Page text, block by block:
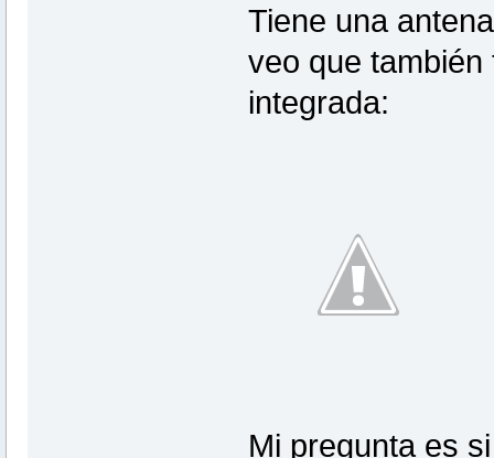
Tiene una
veo que también
integrada:
Mi pregunta es